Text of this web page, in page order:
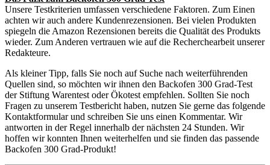
Unsere Testkriterien umfassen verschiedene Faktoren. Zum Einen
achten wir auch andere Kundenrezensionen. Bei vielen Produkten
spiegeln die Amazon Rezensionen bereits die Qualität des Produkts
wieder. Zum Anderen vertrauen wie auf die Recherchearbeit unserer
Redakteure.
Als kleiner Tipp, falls Sie noch auf Suche nach weiterführenden
Quellen sind, so möchten wir ihnen den Backofen 300 Grad-Test
der Stiftung Warentest oder Ökotest empfehlen. Sollten Sie noch
Fragen zu unserem Testbericht haben, nutzen Sie gerne das folgende
Kontaktformular und schreiben Sie uns einen Kommentar. Wir
antworten in der Regel innerhalb der nächsten 24 Stunden. Wir
hoffen wir konnten Ihnen weiterhelfen und sie finden das passende
Backofen 300 Grad-Produkt!